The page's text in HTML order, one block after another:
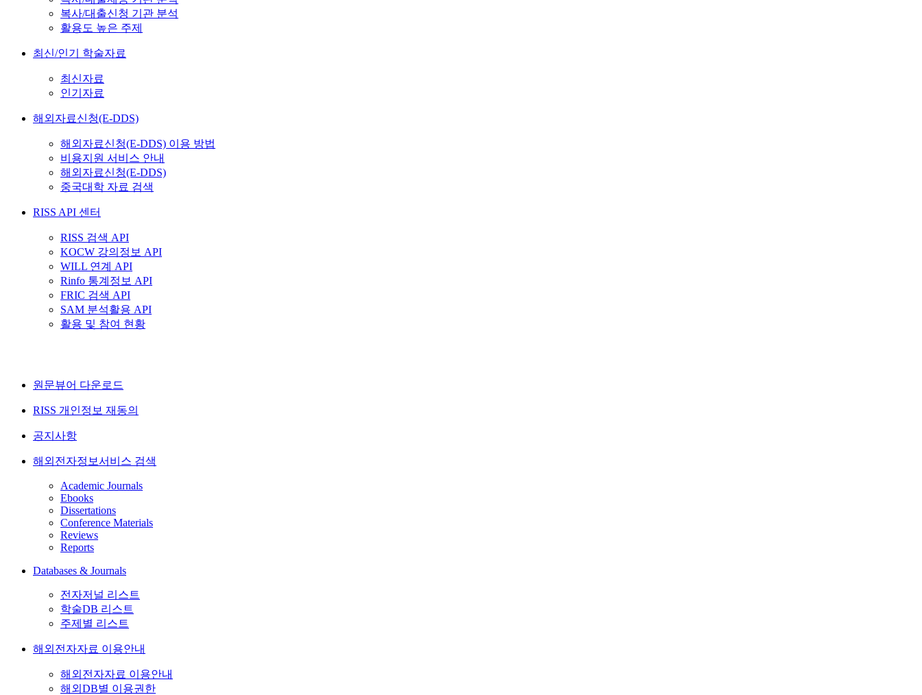
복사/대출신청 기관 분석
활용도 높은 주제
최신/인기 학술자료
최신자료
인기자료
해외자료신청(E-DDS)
해외자료신청(E-DDS) 이용 방법
비용지원 서비스 안내
해외자료신청(E-DDS)
중국대학 자료 검색
RISS API 센터
RISS 검색 API
KOCW 강의정보 API
WILL 연계 API
Rinfo 통계정보 API
FRIC 검색 API
SAM 분석활용 API
활용 및 참여 현황
원문뷰어 다운로드
RISS 개인정보 재동의
공지사항
해외전자정보서비스 검색
Academic Journals
Ebooks
Dissertations
Conference Materials
Reviews
Reports
Databases & Journals
전자저널 리스트
학술DB 리스트
주제별 리스트
해외전자자료 이용안내
해외전자자료 이용안내
해외DB별 이용권한